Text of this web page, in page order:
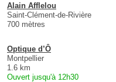
Alain Afflelou
Saint-Clément-de-Rivière
700 mètres
Optique d’Ô
Montpellier
1.6 km
Ouvert jusqu'à 12h30